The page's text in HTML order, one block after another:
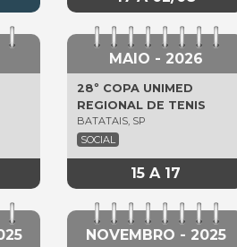
MAIO - 2026
28º COPA UNIMED
REGIONAL DE TENIS
BATATAIS, SP
SOCIAL
15 A 17
NOVEMBRO - 2025